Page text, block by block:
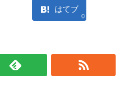
はてブ
0